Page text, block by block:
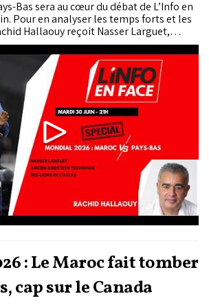
Bas sera au cœur du débat de L’Info en
Pour en analyser les temps forts et les
Hallaouy reçoit Nasser Larguet,
national des Lions de l’Atlas.
: Le Maroc fait tomber
cap sur le Canada